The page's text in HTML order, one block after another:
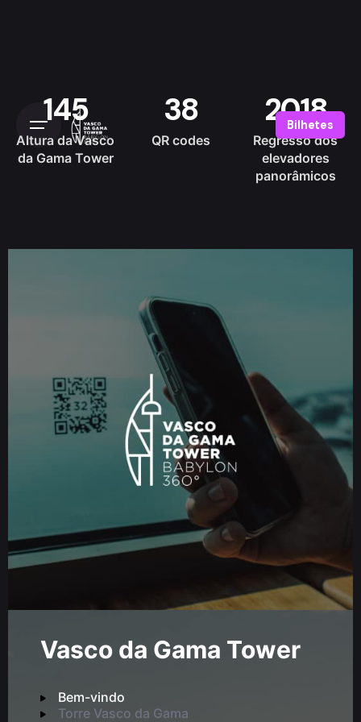
Bilhetes
145
Altura da Vasco
da Gama Tower
38
QR codes
2018
Regresso dos
elevadores
panorâmicos
Vasco da Gama Tower
Bem-vindo
Torre Vasco da Gama